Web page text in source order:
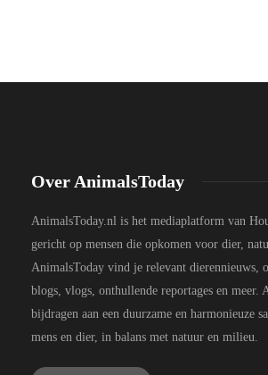
Over AnimalsToday
AnimalsToday.nl is het mediaplatform van
gericht op mensen die opkomen voor dier,
AnimalsToday vind je relevant dierennieuws,
blogs, vlogs, onthullende reportages en meer.
bijdragen aan een duurzame en harmonieuze
mens en dier, in balans met natuur en milieu.